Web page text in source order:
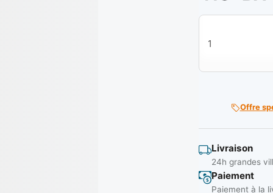
quantité de
Offre
Livraison
24h grandes
Paiement
Paiement à la